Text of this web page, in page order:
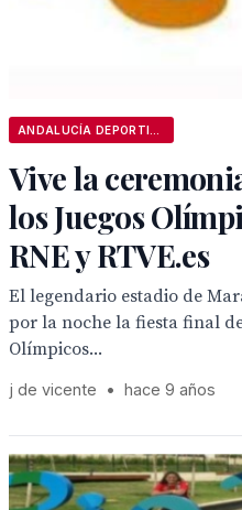
Vive la
los Juegos
RNE y RTVE.es
El legendario estadio de
por la noche la fiesta final
Olímpicos...
j de vicente • hace 9 años